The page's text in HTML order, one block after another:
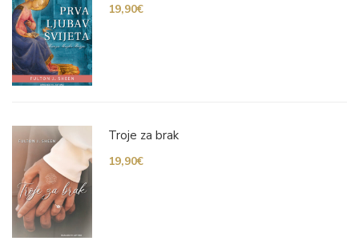
19,90€
Troje za brak
19,90€